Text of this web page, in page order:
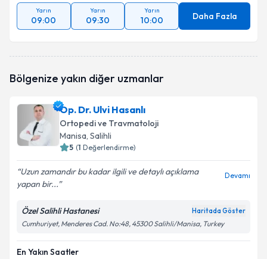
Yarın
09:00
Yarın
09:30
Yarın
10:00 Daha Fazla
Bölgenize yakın diğer uzmanlar
Op. Dr. Ulvi Hasanlı
Ortopedi ve Travmatoloji
Manisa, Salihli
5 (1 Değerlendirme)
Uzun zamandır bu kadar ilgili ve detaylı açıklama
yapan bir...
Devamı
Özel Salihli Hastanesi Haritada Göster
Cumhuriyet, Menderes Cad. No:48, 45300 Salihli/Manisa, Turkey
En Yakın Saatler